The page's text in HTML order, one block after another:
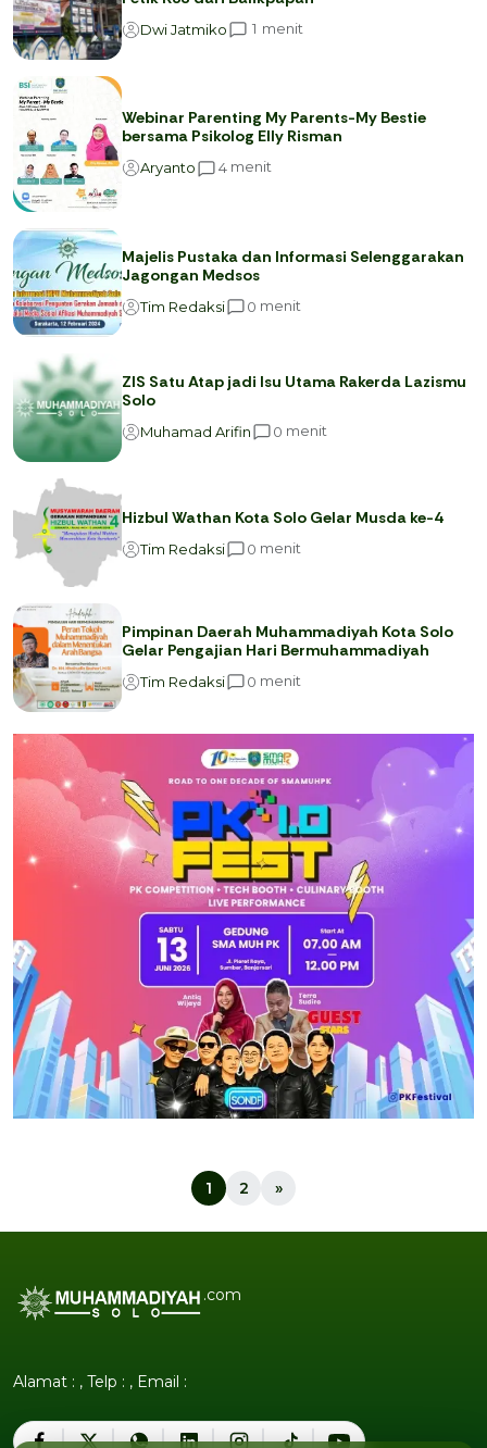
Dwi Jatmiko 1 menit
Webinar Parenting My Parents-My Bestie
bersama Psikolog Elly Risman
Aryanto 4 menit
Majelis Pustaka dan Informasi Selenggarakan
Jagongan Medsos
Tim Redaksi 0 menit
ZIS Satu Atap jadi Isu Utama Rakerda Lazismu
Solo
Muhamad Arifin 0 menit
Hizbul Wathan Kota Solo Gelar Musda ke-4
Tim Redaksi 0 menit
Pimpinan Daerah Muhammadiyah Kota Solo
Gelar Pengajian Hari Bermuhammadiyah
Tim Redaksi 0 menit
1 2 »
.com
Alamat : , Telp : , Email :